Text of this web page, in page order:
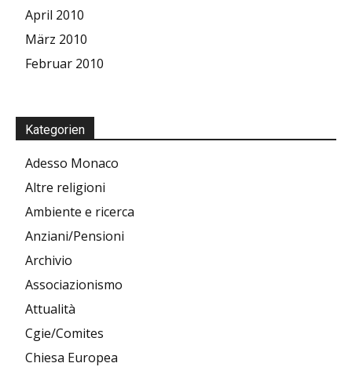
April 2010
März 2010
Februar 2010
Kategorien
Adesso Monaco
Altre religioni
Ambiente e ricerca
Anziani/Pensioni
Archivio
Associazionismo
Attualità
Cgie/Comites
Chiesa Europea